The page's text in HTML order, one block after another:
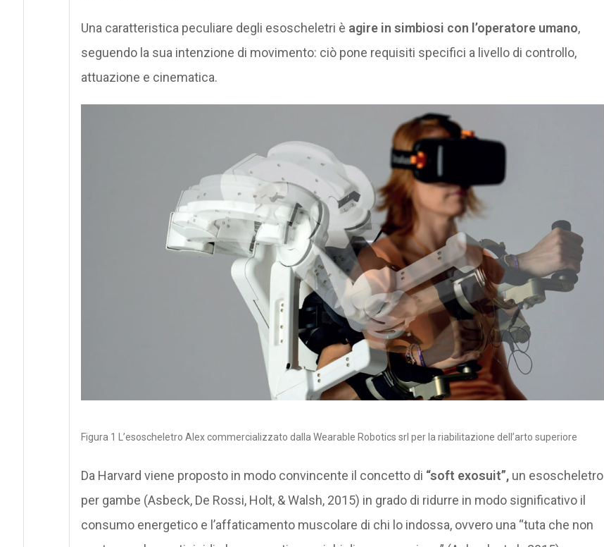
Una caratteristica peculiare degli esoscheletri è agire in simbiosi con l’operatore umano,
seguendo la sua intenzione di movimento: ciò pone requisiti specifici a livello di controllo,
attuazione e cinematica.
Figura 1 L’esoscheletro Alex commercializzato dalla Wearable Robotics srl per la riabilitazione dell’arto superiore
Da Harvard viene proposto in modo convincente il concetto di “soft exosuit”,un esoscheletro
per gambe (Asbeck, De Rossi, Holt, & Walsh, 2015) in grado di ridurre in modo significativo il
consumo energetico e l’affaticamento muscolare di chi lo indossa, ovvero una “tuta che non